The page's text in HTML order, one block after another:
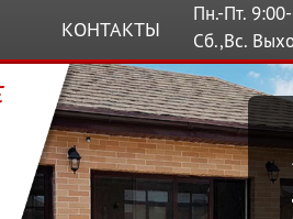
КОНТАКТЫ
Пн.-Пт.
Сб.,Вс.